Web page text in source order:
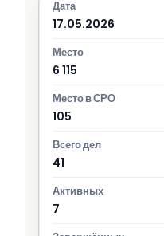
17.05.2026
6 115
105
41
7